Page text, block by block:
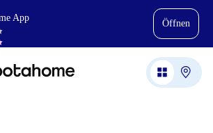
App
Öffnen